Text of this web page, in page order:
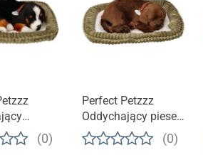
|
(0)
Perfect Petzzz
Oddychający piesek
na legowisku |
Lablador
(0)